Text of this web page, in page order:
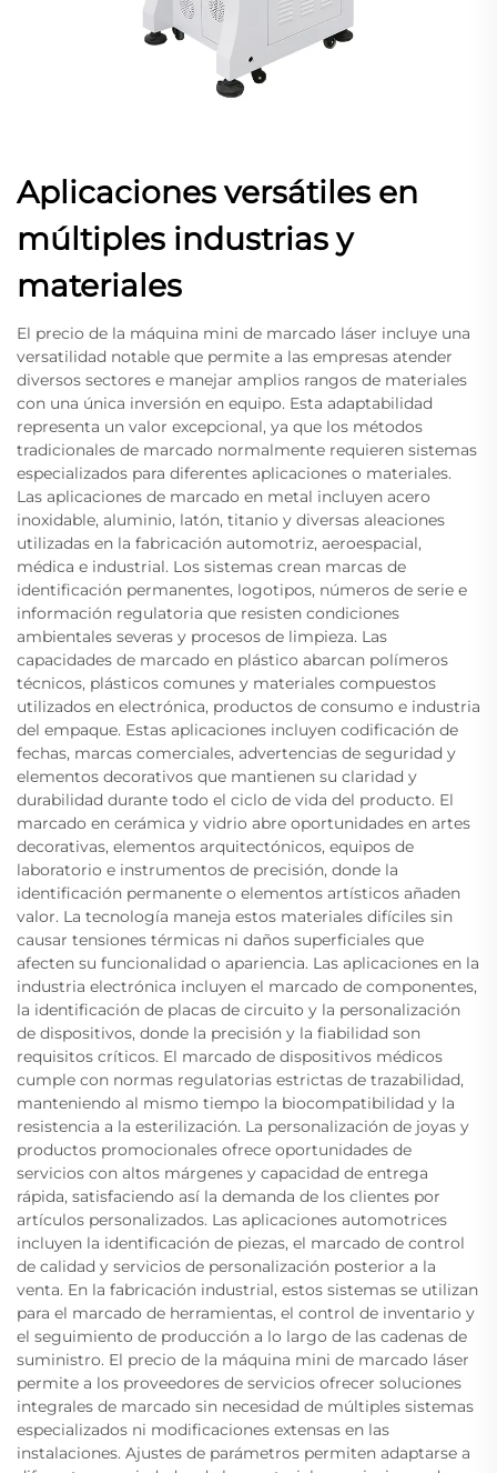
Aplicaciones versátiles en
múltiples industrias y
materiales
El precio de la máquina mini de marcado láser incluye una
versatilidad notable que permite a las empresas atender
diversos sectores e manejar amplios rangos de materiales
con una única inversión en equipo. Esta adaptabilidad
representa un valor excepcional, ya que los métodos
tradicionales de marcado normalmente requieren sistemas
especializados para diferentes aplicaciones o materiales.
Las aplicaciones de marcado en metal incluyen acero
inoxidable, aluminio, latón, titanio y diversas aleaciones
utilizadas en la fabricación automotriz, aeroespacial,
médica e industrial. Los sistemas crean marcas de
identificación permanentes, logotipos, números de serie e
información regulatoria que resisten condiciones
ambientales severas y procesos de limpieza. Las
capacidades de marcado en plástico abarcan polímeros
técnicos, plásticos comunes y materiales compuestos
utilizados en electrónica, productos de consumo e industria
del empaque. Estas aplicaciones incluyen codificación de
fechas, marcas comerciales, advertencias de seguridad y
elementos decorativos que mantienen su claridad y
durabilidad durante todo el ciclo de vida del producto. El
marcado en cerámica y vidrio abre oportunidades en artes
decorativas, elementos arquitectónicos, equipos de
laboratorio e instrumentos de precisión, donde la
identificación permanente o elementos artísticos añaden
valor. La tecnología maneja estos materiales difíciles sin
causar tensiones térmicas ni daños superficiales que
afecten su funcionalidad o apariencia. Las aplicaciones en la
industria electrónica incluyen el marcado de componentes,
la identificación de placas de circuito y la personalización
de dispositivos, donde la precisión y la fiabilidad son
requisitos críticos. El marcado de dispositivos médicos
cumple con normas regulatorias estrictas de trazabilidad,
manteniendo al mismo tiempo la biocompatibilidad y la
resistencia a la esterilización. La personalización de joyas y
productos promocionales ofrece oportunidades de
servicios con altos márgenes y capacidad de entrega
rápida, satisfaciendo así la demanda de los clientes por
artículos personalizados. Las aplicaciones automotrices
incluyen la identificación de piezas, el marcado de control
de calidad y servicios de personalización posterior a la
venta. En la fabricación industrial, estos sistemas se utilizan
para el marcado de herramientas, el control de inventario y
el seguimiento de producción a lo largo de las cadenas de
suministro. El precio de la máquina mini de marcado láser
permite a los proveedores de servicios ofrecer soluciones
integrales de marcado sin necesidad de múltiples sistemas
especializados ni modificaciones extensas en las
instalaciones. Ajustes de parámetros permiten adaptarse a